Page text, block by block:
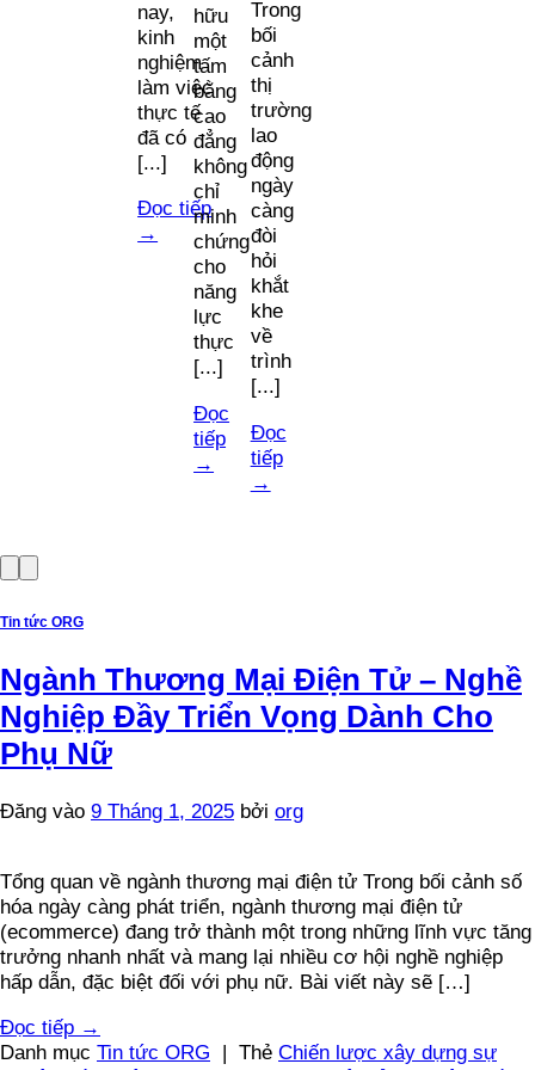
nay,
kinh
nghiệm
làm việc
thực tế
đã có
[...]
Đọc tiếp
→
hữu
một
tấm
bằng
cao
đẳng
không
chỉ
minh
chứng
cho
năng
lực
thực
[...]
Đọc
tiếp
→
Trong
bối
cảnh
thị
trường
lao
động
ngày
càng
đòi
hỏi
khắt
khe
về
trình
[...]
Đọc
tiếp
→
Tin tức ORG
Ngành Thương Mại Điện Tử – Nghề
Nghiệp Đầy Triển Vọng Dành Cho
Phụ Nữ
Đăng vào 9 Tháng 1, 2025 bởi org
Tổng quan về ngành thương mại điện tử Trong bối cảnh số
hóa ngày càng phát triển, ngành thương mại điện tử
(ecommerce) đang trở thành một trong những lĩnh vực tăng
trưởng nhanh nhất và mang lại nhiều cơ hội nghề nghiệp
hấp dẫn, đặc biệt đối với phụ nữ. Bài viết này sẽ […]
Đọc tiếp →
Danh mục Tin tức ORG | Thẻ Chiến lược xây dựng sự